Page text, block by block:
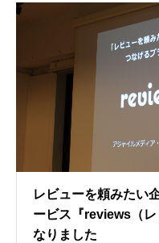
レビューを頼みたい
ービス『reviews（
なりました